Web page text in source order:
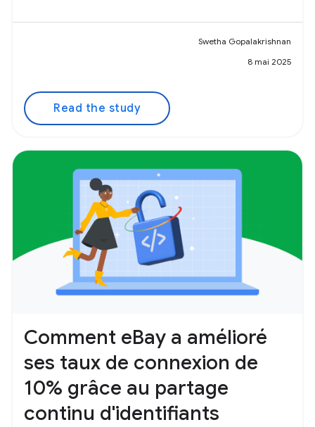
Swetha Gopalakrishnan
8 mai 2025
Read the study
Comment eBay a amélioré
ses taux de connexion de
10% grâce au partage
continu d'identifiants